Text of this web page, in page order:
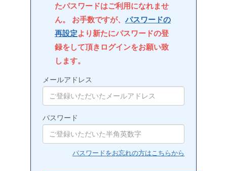
たパスワードはご利用になれませ
ん。 お手数ですが、 パスワードの
再設定より新たにパスワードの登
録をして頂きログインをお願い致
します。
メールアドレス
パスワード
パスワードをお忘れの方はこちらから